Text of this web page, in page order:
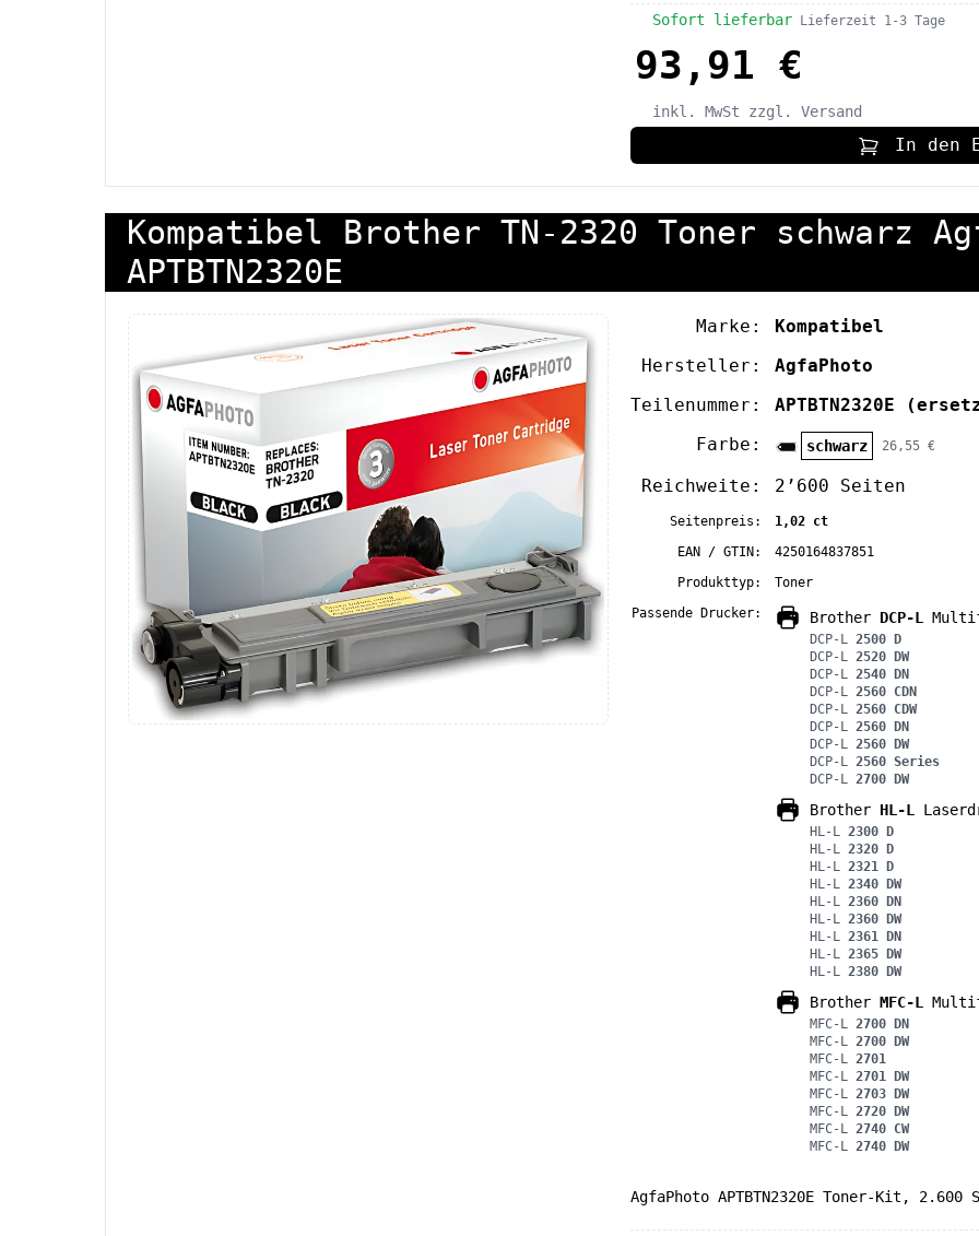
Sofort lieferbar Lieferzeit 1-3 Tage
93,91 €
inkl. MwSt zzgl. Versand
In den
Kompatibel Brother TN-2320 Toner schwarz
APTBTN2320E
Marke:
Kompatibel
Hersteller:
AgfaPhoto
Teilenummer:
APTBTN2320E
Farbe:
schwarz 26,55 €
Reichweite: 2’600 Seiten
Seitenpreis:
1,02 ct
EAN / GTIN:
4250164837851
Produkttyp:
Toner
Passende Drucker:
Brother DCP-L
DCP-L 2500 D
DCP-L 2520 DW
DCP-L 2540 DN
DCP-L 2560 CDN
DCP-L 2560 CDW
DCP-L 2560 DN
DCP-L 2560 DW
DCP-L 2560 Series
DCP-L 2700 DW
Brother HL-L
HL-L 2300 D
HL-L 2320 D
HL-L 2321 D
HL-L 2340 DW
HL-L 2360 DN
HL-L 2360 DW
HL-L 2361 DN
HL-L 2365 DW
HL-L 2380 DW
Brother MFC-L
MFC-L 2700 DN
MFC-L 2700 DW
MFC-L 2701
MFC-L 2701 DW
MFC-L 2703 DW
MFC-L 2720 DW
MFC-L 2740 CW
MFC-L 2740 DW
AgfaPhoto APTBTN2320E Toner-Kit,